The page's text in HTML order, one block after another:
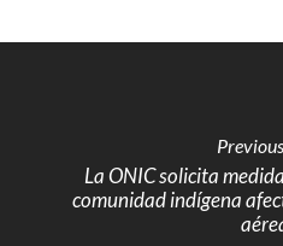
La ONIC solicita
comunidad indígena